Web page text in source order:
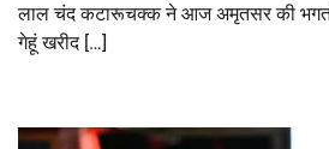
लाल चंद कटारूचक्क ने आज अमृतसर की
गेहूं खरीद […]